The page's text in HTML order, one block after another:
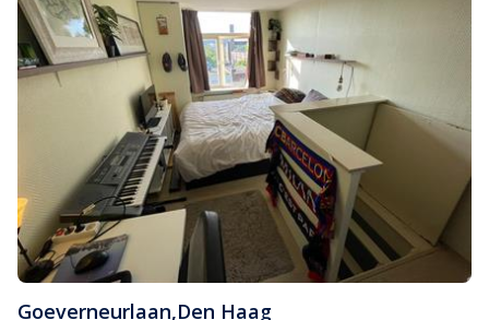
Goeverneurlaan,Den Haag